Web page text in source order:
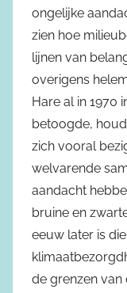
ongelijke
zien hoe
lijnen van
overigens
Hare al in 1970
betoogde,
zich vooral
welvarende
aandacht
bruine en
eeuw later is
de grenzen van